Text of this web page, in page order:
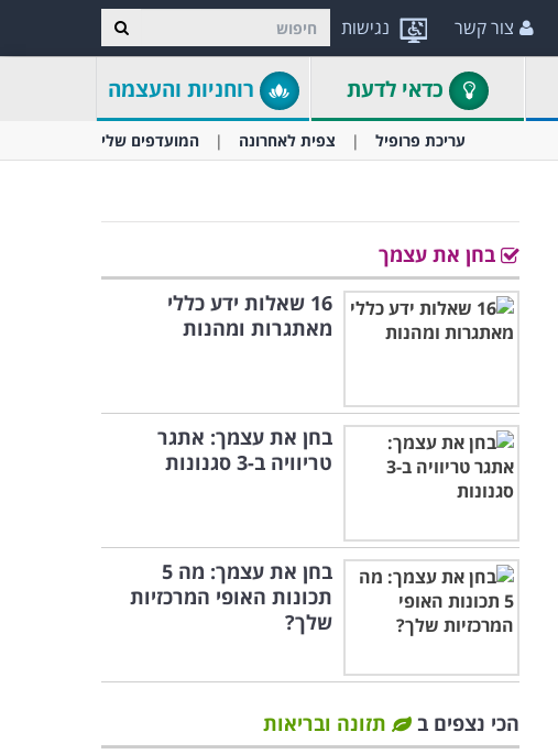
נגישות צור קשר
כדאי לדעת רוחניות והעצמה
עריכת פרופיל צפית לאחרונה המועדפים שלי
בחן את עצמך
16 שאלות ידע כללי
מאתגרות ומהנות
בחן את עצמך: אתגר
טריוויה ב-3 סגנונות
בחן את עצמך: מה 5
תכונות האופי המרכזיות
שלך?
הכי נצפים ב
תזונה ובריאות